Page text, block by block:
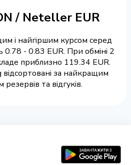
/ Neteller EUR
і найгіршим курсом серед
0.78 - 0.83 EUR. При обміні 2
приблизно 119.34 EUR.
за найкращим
та відгуків.